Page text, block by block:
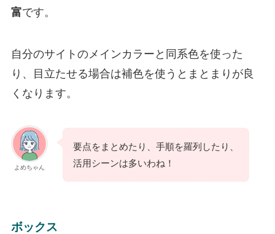
富です。
自分のサイトのメインカラーと同系色を使った
り、目立たせる場合は補色を使うとまとまりが良
くなります。
よめちゃん
要点をまとめたり、手順を羅列したり、
活用シーンは多いわね！
ボックス